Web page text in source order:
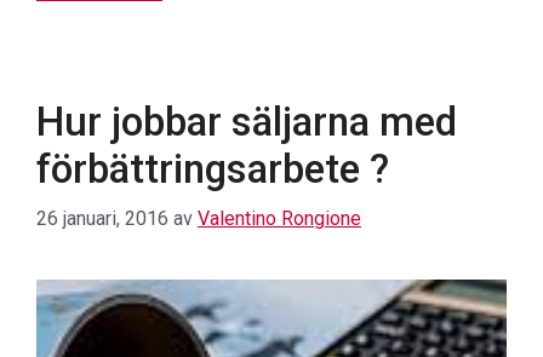
Hur jobbar säljarna med
förbättringsarbete ?
26 januari, 2016 av Valentino Rongione